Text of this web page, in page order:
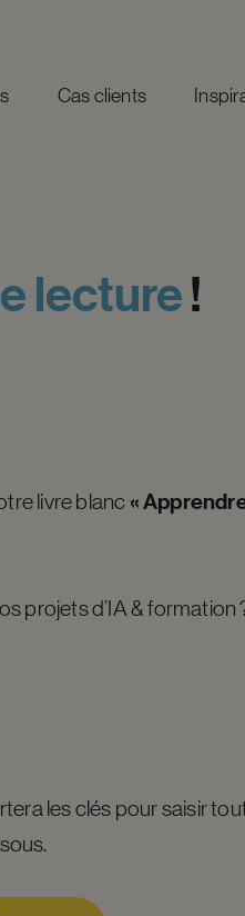
Cas clients
lecture!
livre blanc «
projets d’IA & formation
les clés pour saisir